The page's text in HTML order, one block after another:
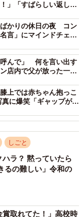
供）
」「すばらしい返し」
かりの休日の夜 コン
言」にマインドチェン
呼んで」 何を言い出す
店内で父が放った一言
上では赤ちゃん抱っこ
に爆笑「ギャップがす
しごと
ラ？ 黙っていたら
るの難しい」令和の
賞取れてた！」高校時